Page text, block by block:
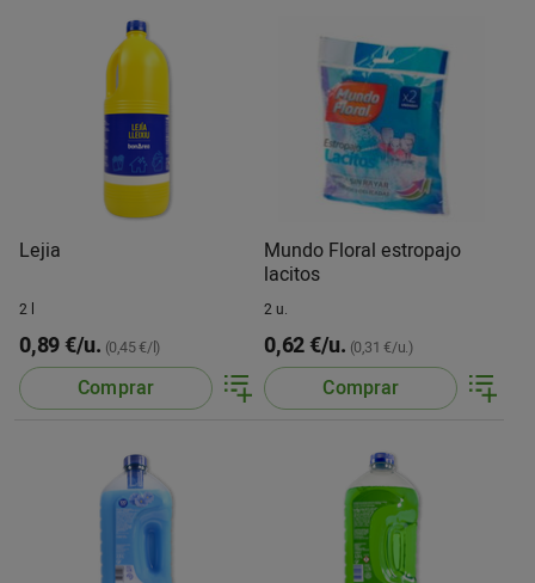
Lejia
2 l
0,89 €/u. (0,45 €/l)
Comprar
Mundo Floral estropajo
lacitos
2 u.
0,62 €/u. (0,31 €/u.)
Comprar